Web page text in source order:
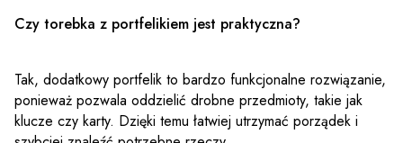
Czy torebka z portfelikiem jest praktyczna?
Tak, dodatkowy portfelik to bardzo funkcjonalne rozwiązanie,
ponieważ pozwala oddzielić drobne przedmioty, takie jak
klucze czy karty. Dzięki temu łatwiej utrzymać porządek i